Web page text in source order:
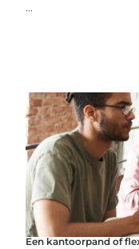
...
Een kantoorpand of